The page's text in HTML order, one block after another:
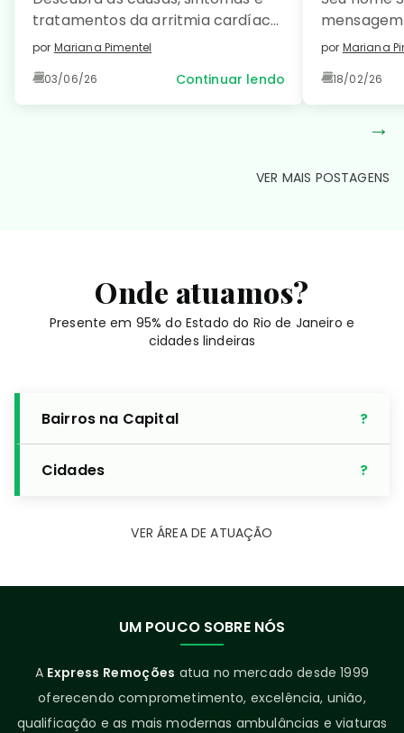
tratamentos da arritmia cardíaca
e saiba como prevenir essa
coração saudável. Leia no detalhe!
por Mariana Pimentel
03/06/26 Continuar lendo
como […]
por Mariana
18/02/26
VER MAIS POSTAGENS
Onde atuamos?
Presente em 95% do Estado do Rio de Janeiro e
cidades lindeiras
Bairros na Capital
Cidades
VER ÁREA DE ATUAÇÃO
UM POUCO SOBRE NÓS
A Express Remoções atua no mercado desde 1999
oferecendo comprometimento, excelência, união,
qualificação e as mais modernas ambulâncias e viaturas